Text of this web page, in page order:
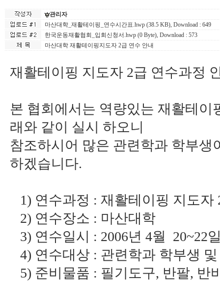
관리자
마산대학_재활테이핑_연수시간표.hwp (38.5 KB), Download : 649
한국운동재활협회_입회신청서.hwp (0 Byte), Download : 573
마산대학 재활테이핑지도자 2급 연수 안내
재활테이핑 지도자 2급 연수과정
본 협회에서는 역량있는 재활테
래와 같이 실시 하오니
참조하시어 많은 관련학과 학부
하겠습니다.
1) 연수과정 : 재활테이핑 지도자
2) 연수장소 : 마산대학
3) 연수일시 : 2006년 4월 20~22
4) 연수대상 : 관련학과 학부생
5) 준비물품 : 필기도구, 반팔, 반